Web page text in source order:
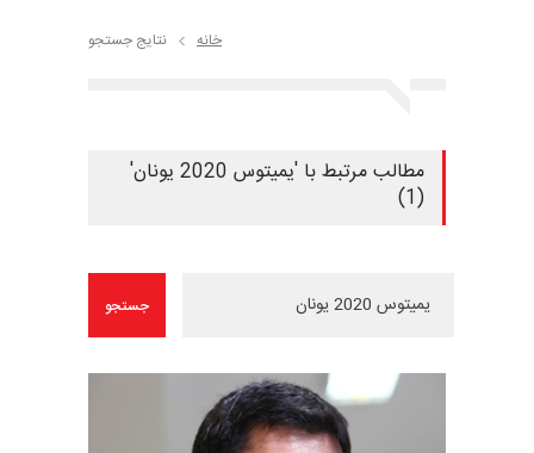
خانه نتایج جستجو
مطالب مرتبط با 'یمیتوس 2020 یونان'
(1)